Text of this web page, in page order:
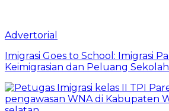
Advertorial
Imigrasi Goes to School: Imigrasi
Keimigrasian dan Peluang